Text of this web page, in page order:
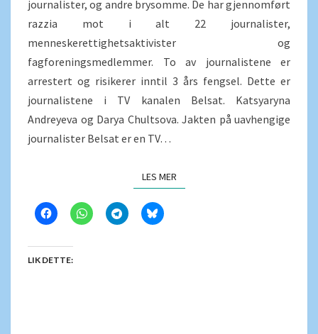
journalister, og andre brysomme. De har gjennomført
razzia mot i alt 22 journalister,
menneskerettighetsaktivister og
fagforeningsmedlemmer. To av journalistene er
arrestert og risikerer inntil 3 års fengsel. Dette er
journalistene i TV kanalen Belsat. Katsyaryna
Andreyeva og Darya Chultsova. Jakten på uavhengige
journalister Belsat er en TV…
LES MERLES MER
LIK DETTE: